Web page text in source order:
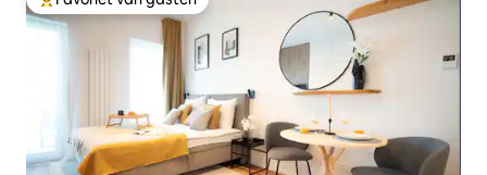
Topfavoriet van gasten